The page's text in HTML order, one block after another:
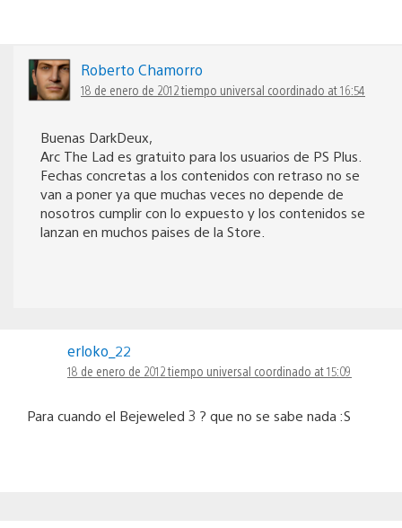
Roberto Chamorro
18 de enero de 2012 tiempo universal coordinado at 16:54
Buenas DarkDeux,
Arc The Lad es gratuito para los usuarios de PS Plus.
Fechas concretas a los contenidos con retraso no se
van a poner ya que muchas veces no depende de
nosotros cumplir con lo expuesto y los contenidos se
lanzan en muchos paises de la Store.
erloko_22
18 de enero de 2012 tiempo universal coordinado at 15:09
Para cuando el Bejeweled 3 ? que no se sabe nada :S